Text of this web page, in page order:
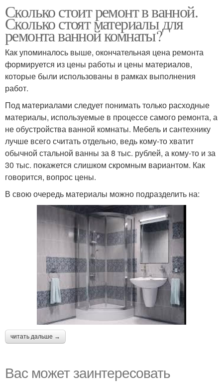
Сколько стоит ремонт в ванной.
Сколько стоят материалы для
ремонта ванной комнаты?
Как упоминалось выше, окончательная цена ремонта
формируется из цены работы и цены материалов,
которые были использованы в рамках выполнения
работ.
Под материалами следует понимать только расходные
материалы, используемые в процессе самого ремонта, а
не обустройства ванной комнаты. Мебель и сантехнику
лучше всего считать отдельно, ведь кому-то хватит
обычной стальной ванны за 8 тыс. рублей, а кому-то и за
30 тыс. покажется слишком скромным вариантом. Как
говорится, вопрос цены.
В свою очередь материалы можно подразделить на:
читать дальше →
Вас может заинтересовать